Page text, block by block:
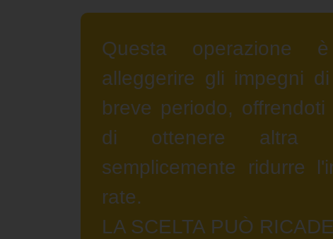
Questa operazione
alleggerire gli impegni
breve periodo,
di ottenere altra
semplicemente ridurre
rate.
LA SCELTA PUÒ